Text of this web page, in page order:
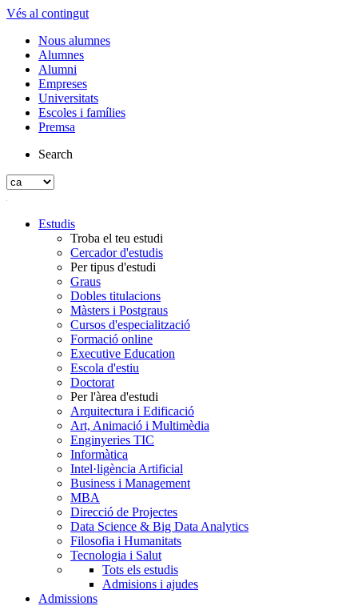
Vés al contingut
Nous alumnes
Alumnes
Alumni
Empreses
Universitats
Escoles i famílies
Premsa
Search
Estudis
Troba el teu estudi
Cercador d'estudis
Per tipus d'estudi
Graus
Dobles titulacions
Màsters i Postgraus
Cursos d'especialització
Formació online
Executive Education
Escola d'estiu
Doctorat
Per l'àrea d'estudi
Arquitectura i Edificació
Art, Animació i Multimèdia
Enginyeries TIC
Informàtica
Intel·ligència Artificial
Business i Management
MBA
Direcció de Projectes
Data Science & Big Data Analytics
Filosofia i Humanitats
Tecnologia i Salut
Tots els estudis
Admisions i ajudes
Admissions